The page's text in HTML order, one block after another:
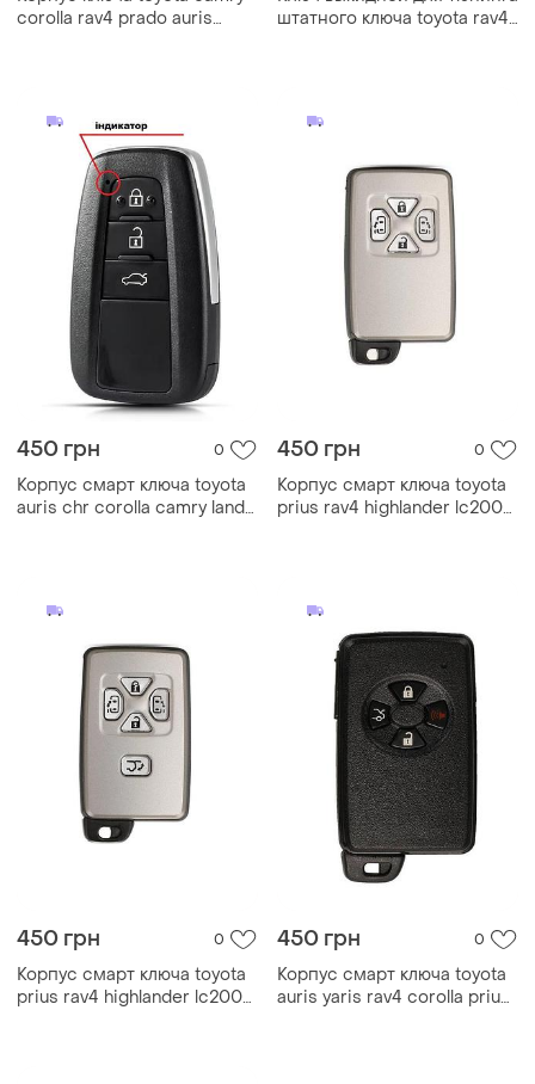
corolla rav4 prado auris
штатного ключа toyota rav4
450 грн 0
Корпус смарт ключа toyota
auris chr corolla camry land
450 грн 0
Корпус смарт ключа toyota
prius rav4 highlander lc200
450 грн 0
Корпус смарт ключа toyota
prius rav4 highlander lc200
450 грн 0
Корпус смарт ключа toyota
auris yaris rav4 corolla prius